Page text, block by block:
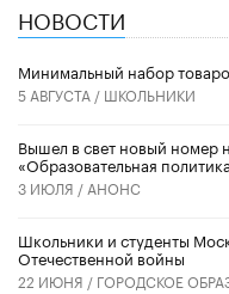
НОВОСТИ
Минимальный набор
5 АВГУСТА / ШКОЛЬНИКИ
Вышел в свет новый номер
«Образовательная
3 ИЮЛЯ / АНОНС
Школьники и студенты
Отечественной войны
22 ИЮНЯ / ГОРОДСКОЕ